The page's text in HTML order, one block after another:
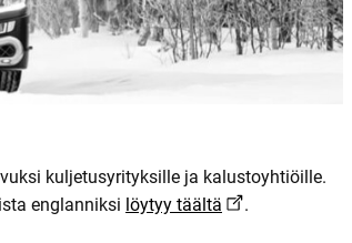
e
y
s
kuljetusyrityksille ja kalustoyhtiöille.
englanniksi löytyy täältä .